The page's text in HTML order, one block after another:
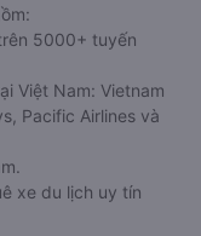
5000+ tuyến
Việt Nam: Vietnam
Pacific Airlines và
xe du lịch uy tín